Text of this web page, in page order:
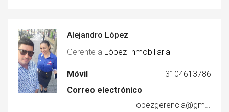
Alejandro López
Gerente a López Inmobiliaria
Móvil
3104613786
Correo electrónico
lopezgerencia@gmail.com